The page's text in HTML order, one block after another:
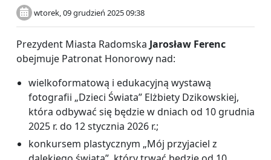
wtorek, 09 grudzień 2025 09:38
Prezydent Miasta Radomska Jarosław Ferenc
obejmuje Patronat Honorowy nad:
wielkoformatową i edukacyjną wystawą
fotografii „Dzieci Świata” Elżbiety Dzikowskiej,
która odbywać się będzie w dniach od 10 grudnia
2025 r. do 12 stycznia 2026 r.;
konkursem plastycznym „Mój przyjaciel z